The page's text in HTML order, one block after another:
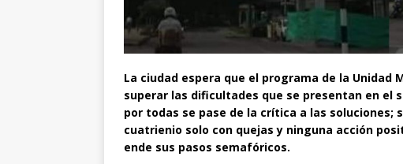
La ciudad espera que el programa de la Unidad
superar las dificultades que se presentan en el
por todas se pase de la crítica a las soluciones;
cuatrienio solo con quejas y ninguna acción
ende sus pasos semafóricos.